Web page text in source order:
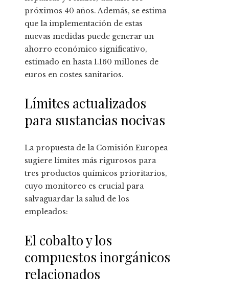
próximos 40 años. Además, se estima
que la implementación de estas
nuevas medidas puede generar un
ahorro económico significativo,
estimado en hasta 1.160 millones de
euros en costes sanitarios.
Límites actualizados
para sustancias nocivas
La propuesta de la Comisión Europea
sugiere límites más rigurosos para
tres productos químicos prioritarios,
cuyo monitoreo es crucial para
salvaguardar la salud de los
empleados:
El cobalto y los
compuestos inorgánicos
relacionados